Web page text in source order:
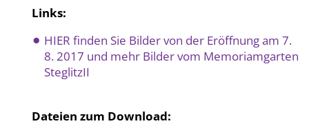
Links:
HIER finden Sie Bilder von der Eröffnung am 7.
8. 2017 und mehr Bilder vom Memoriamgarten
SteglitzII
Dateien zum Download: